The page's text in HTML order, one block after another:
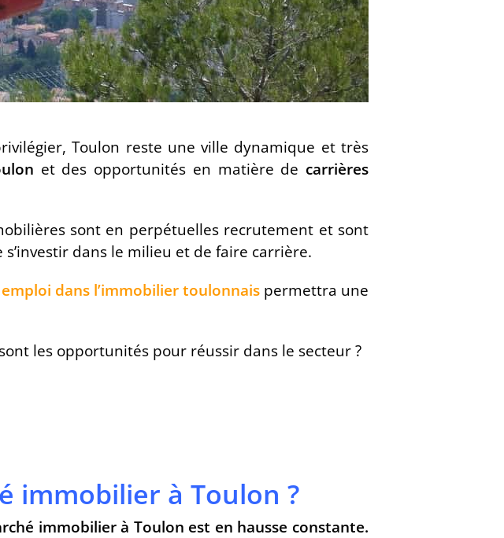
Toulon reste une ville dynamique et très
et des opportunités en matière de carrières
sont en perpétuelles recrutement et sont
dans le milieu et de faire carrière.
dans l’immobilier toulonnais permettra une
les opportunités pour réussir dans le secteur ?
immobilier à Toulon ?
immobilier à Toulon est en hausse constante.